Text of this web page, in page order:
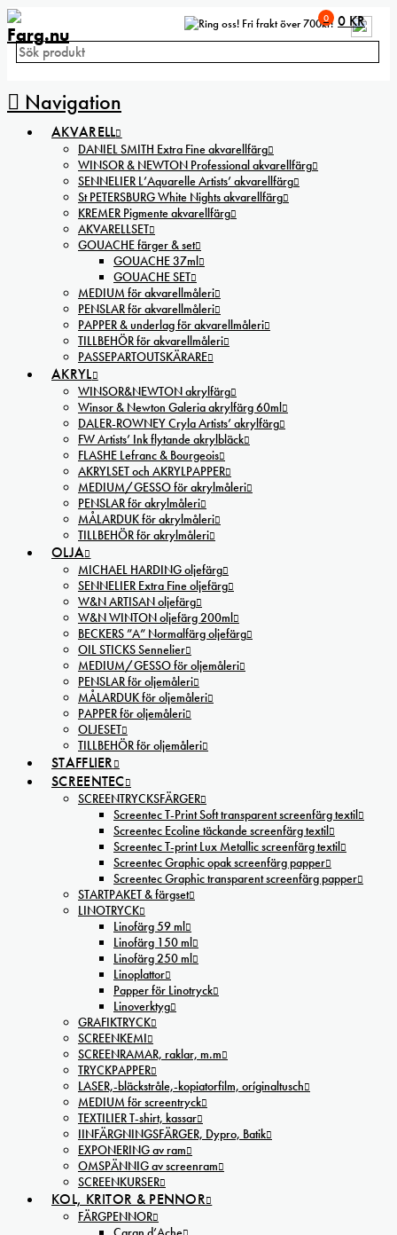
Fri frakt över 700kr!
Navigation
0 0 KR
AKVARELL
DANIEL SMITH Extra Fine akvarellfärg
WINSOR & NEWTON Professional akvarellfärg
SENNELIER L’Aquarelle Artists’ akvarellfärg
St PETERSBURG White Nights akvarellfärg
KREMER Pigmente akvarellfärg
AKVARELLSET
GOUACHE färger & set
GOUACHE 37ml
GOUACHE SET
MEDIUM för akvarellmåleri
PENSLAR för akvarellmåleri
PAPPER & underlag för akvarellmåleri
TILLBEHÖR för akvarellmåleri
PASSEPARTOUTSKÄRARE
AKRYL
WINSOR&NEWTON akrylfärg
Winsor & Newton Galeria akrylfärg 60ml
DALER-ROWNEY Cryla Artists’ akrylfärg
FW Artists’ Ink flytande akrylbläck
FLASHE Lefranc & Bourgeois
AKRYLSET och AKRYLPAPPER
MEDIUM/GESSO för akrylmåleri
PENSLAR för akrylmåleri
MÅLARDUK för akrylmåleri
TILLBEHÖR för akrylmåleri
OLJA
MICHAEL HARDING oljefärg
SENNELIER Extra Fine oljefärg
W&N ARTISAN oljefärg
W&N WINTON oljefärg 200ml
BECKERS ”A” Normalfärg oljefärg
OIL STICKS Sennelier
MEDIUM/GESSO för oljemåleri
PENSLAR för oljemåleri
MÅLARDUK för oljemåleri
PAPPER för oljemåleri
OLJESET
TILLBEHÖR för oljemåleri
STAFFLIER
SCREENTEC
SCREENTRYCKSFÄRGER
Screentec T-Print Soft transparent screenfärg textil
Screentec Ecoline täckande screenfärg textil
Screentec T-print Lux Metallic screenfärg textil
Screentec Graphic opak screenfärg papper
Screentec Graphic transparent screenfärg papper
STARTPAKET & färgset
LINOTRYCK
Linofärg 59 ml
Linofärg 150 ml
Linofärg 250 ml
Linoplattor
Papper för Linotryck
Linoverktyg
GRAFIKTRYCK
SCREENKEMI
SCREENRAMAR, raklar, m.m
TRYCKPAPPER
LASER,-bläckstråle,-kopiatorfilm, oríginaltusch
MEDIUM för screentryck
TEXTILIER T-shirt, kassar
IINFÄRGNINGSFÄRGER, Dypro, Batik
EXPONERING av ram
OMSPÄNNIG av screenram
SCREENKURSER
KOL, KRITOR & PENNOR
FÄRGPENNOR